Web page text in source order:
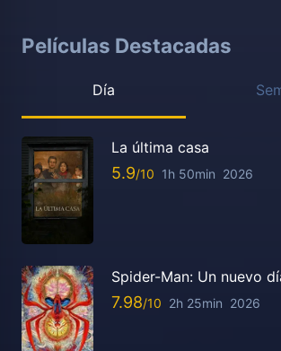
Películas Destacadas
Día
La última casa
5.9 1h 50min 2026
Spider-Man: Un nuevo
7.98 2h 25min 2026